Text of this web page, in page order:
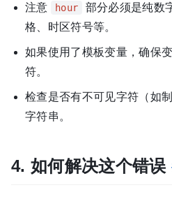
注意 hour
部分必须是纯数
格、时区符号等。
如果使用了模板变量，确保
符。
检查是否有不可见字符（如
字符串。
4. 如何解决这个错误